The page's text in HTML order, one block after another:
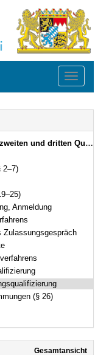
Toggle
QE2+3) Vom 2. Dezember 2012 (GVBl. S. 716) BayRS 2038-3-7-3-L (§§ 1–26)
2–7)
Anmeldung
Zulassungsgespräch
(§ 26)
Gesamtansicht